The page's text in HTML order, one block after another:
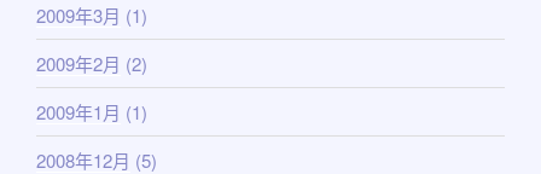
2009年3月 (1)
2009年2月 (2)
2009年1月 (1)
2008年12月 (5)